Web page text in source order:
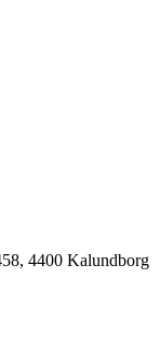
4400 Kalundborg